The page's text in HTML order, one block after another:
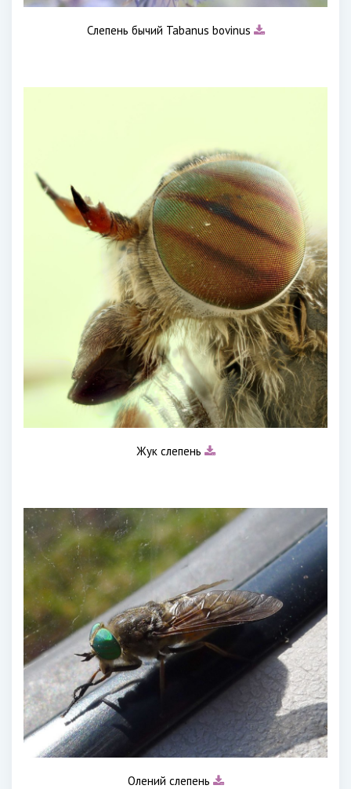
Слепень бычий Tabanus bovinus
Жук слепень
Олений слепень